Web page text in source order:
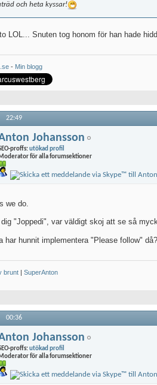
och heta kyssar!
LOL... Snuten tog honom för han hade
- Min blogg
22:49
Johansson
proffs:utökad profil
Moderator för alla forumsektioner
we do.
"Joppedi", var väldigt skoj att se så
har hunnit implementera "Please follow" då?
brunt SuperAnton
00:36
Johansson
proffs:utökad profil
Moderator för alla forumsektioner